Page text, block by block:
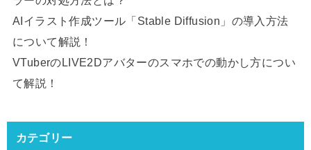
AIイラスト作成ツール「Stable Diffusion」の導入方法
について解説！
VTuberのLIVE2Dアバターのスマホでの動かし方につい
て解説！
カテゴリー